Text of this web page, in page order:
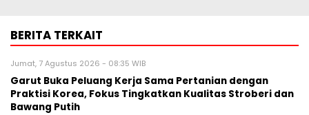
BERITA TERKAIT
Jumat, 7 Agustus 2026 - 08:35 WIB
Garut Buka Peluang Kerja Sama Pertanian dengan
Praktisi Korea, Fokus Tingkatkan Kualitas Stroberi dan
Bawang Putih